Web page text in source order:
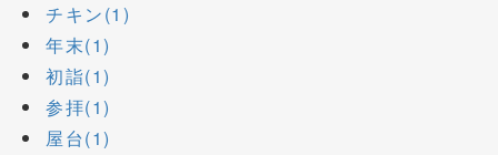
チキン(1)
年末(1)
初詣(1)
参拝(1)
屋台(1)